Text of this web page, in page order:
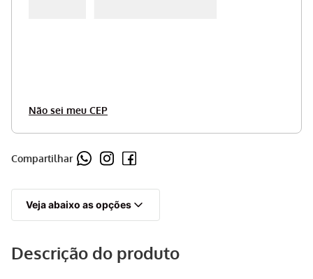
Não sei meu CEP
Compartilhar
Veja abaixo as opções
Descrição do produto